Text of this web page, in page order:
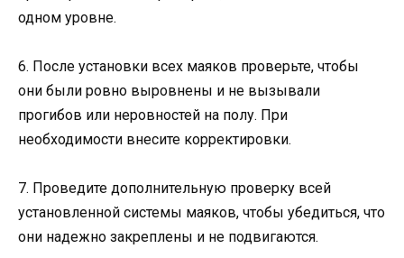
одном уровне.
6. После установки всех маяков проверьте, чтобы
они были ровно выровнены и не вызывали
прогибов или неровностей на полу. При
необходимости внесите корректировки.
7. Проведите дополнительную проверку всей
установленной системы маяков, чтобы убедиться, что
они надежно закреплены и не подвигаются.